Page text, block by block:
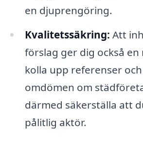
en djuprengöring.
Kvalitetssäkring: Att
förslag ger dig också
kolla upp referenser
omdömen om
därmed säkerställa att
pålitlig aktör.